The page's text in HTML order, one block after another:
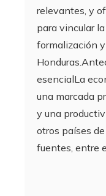
relevantes, y
para vincular
formalización
esencialLa
una marcada
y una
otros países
fuentes, entre